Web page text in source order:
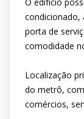
condicionado,
porta de
comodidade
Localização
do metrô,
comércios,